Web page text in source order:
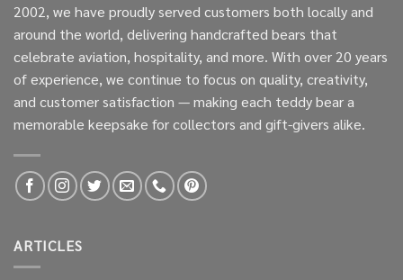
2002, we have proudly served customers both locally and
around the world, delivering handcrafted bears that
celebrate aviation, hospitality, and more. With over 20 years
of experience, we continue to focus on quality, creativity,
and customer satisfaction — making each teddy bear a
memorable keepsake for collectors and gift-givers alike.
ARTICLES